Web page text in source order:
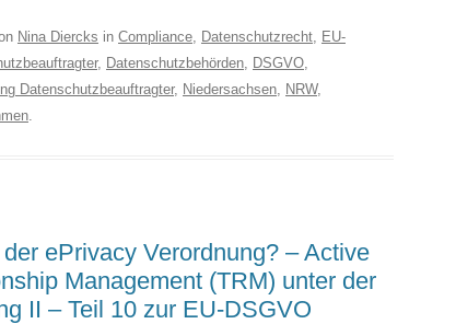
Nina Diercks in Compliance, Datenschutzrecht, EU-
, Datenschutzbehörden, DSGVO,
Datenschutzbeauftragter, Niedersachsen, NRW,
.
ePrivacy Verordnung? – Active
Management (TRM) unter der
II – Teil 10 zur EU-DSGVO